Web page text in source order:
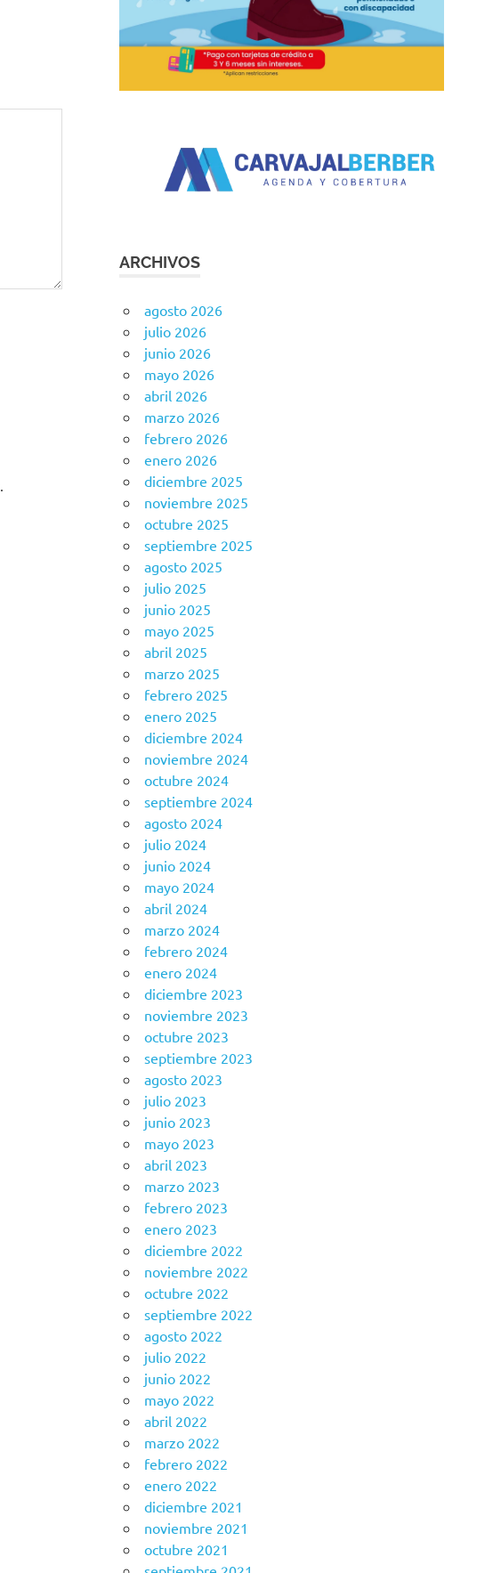
ARCHIVOS
agosto 2026
julio 2026
junio 2026
mayo 2026
abril 2026
marzo 2026
febrero 2026
enero 2026
diciembre 2025
noviembre 2025
octubre 2025
septiembre 2025
agosto 2025
julio 2025
junio 2025
mayo 2025
abril 2025
marzo 2025
febrero 2025
enero 2025
diciembre 2024
noviembre 2024
octubre 2024
septiembre 2024
agosto 2024
julio 2024
junio 2024
mayo 2024
abril 2024
marzo 2024
febrero 2024
enero 2024
diciembre 2023
noviembre 2023
octubre 2023
septiembre 2023
agosto 2023
julio 2023
junio 2023
mayo 2023
abril 2023
marzo 2023
febrero 2023
enero 2023
diciembre 2022
noviembre 2022
octubre 2022
septiembre 2022
agosto 2022
julio 2022
junio 2022
mayo 2022
abril 2022
marzo 2022
febrero 2022
enero 2022
diciembre 2021
noviembre 2021
octubre 2021